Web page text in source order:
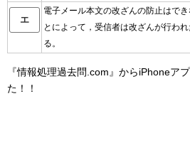
エ
電子メール本文の改ざんの防止はで
とによって，受信者は改ざんが行わ
る。
『情報処理過去問.com』からiPhoneア
た！！